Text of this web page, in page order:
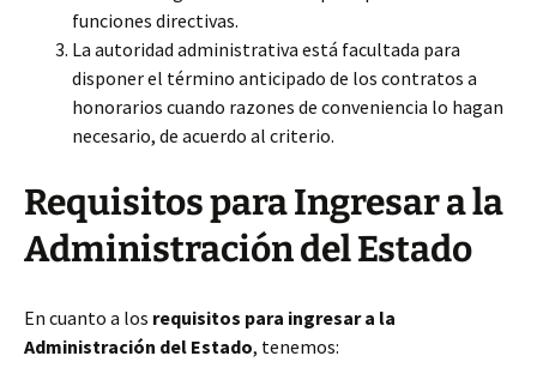
funciones directivas.
La autoridad administrativa está facultada para
disponer el término anticipado de los contratos a
honorarios cuando razones de conveniencia lo hagan
necesario, de acuerdo al criterio.
Requisitos para Ingresar a la
Administración del Estado
En cuanto a los requisitos para ingresar a la
Administración del Estado, tenemos: